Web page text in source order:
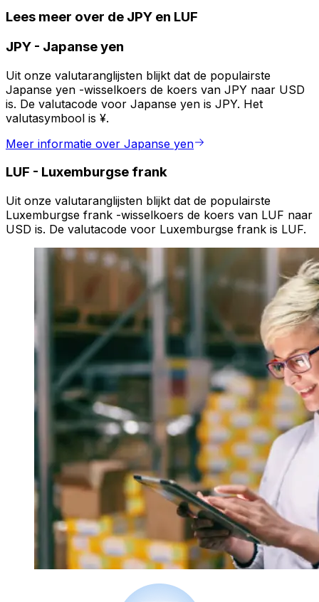
Lees meer over de JPY en LUF
JPY - Japanse yen
Uit onze valutaranglijsten blijkt dat de populairste
Japanse yen -wisselkoers de koers van JPY naar USD
is. De valutacode voor Japanse yen is JPY. Het
valutasymbool is ¥.
Meer informatie over Japanse yen
LUF - Luxemburgse frank
Uit onze valutaranglijsten blijkt dat de populairste
Luxemburgse frank -wisselkoers de koers van LUF naar
USD is. De valutacode voor Luxemburgse frank is LUF.